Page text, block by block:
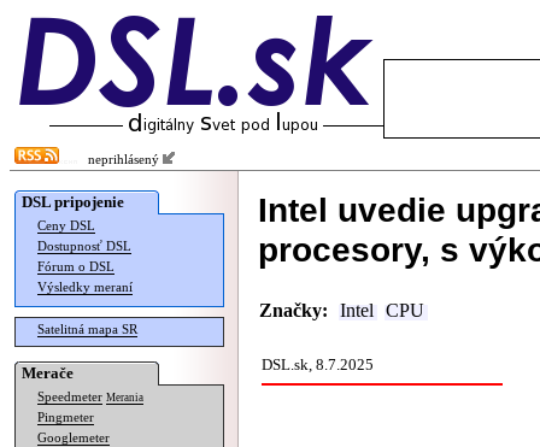
neprihlásený
DSL pripojenie
Ceny DSL
Dostupnosť DSL
Fórum o DSL
Výsledky meraní
Satelitná mapa SR
Merače
Speedmeter Merania
Pingmeter
Googlemeter
Intel uvedie
procesory, s
Značky: Intel CPU
DSL.sk, 8.7.2025